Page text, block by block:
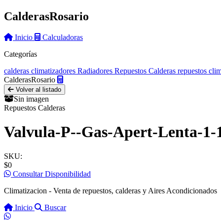
CalderasRosario
Inicio
Calculadoras
Categorías
calderas climatizadores Radiadores Repuestos Calderas repuestos
CalderasRosario
Volver al listado
Sin imagen
Repuestos Calderas
Valvula-P--Gas-Apert-Lenta-1-
SKU:
$0
Consultar Disponibilidad
Climatizacion - Venta de repuestos, calderas y Aires Acondicionados
Inicio
Buscar